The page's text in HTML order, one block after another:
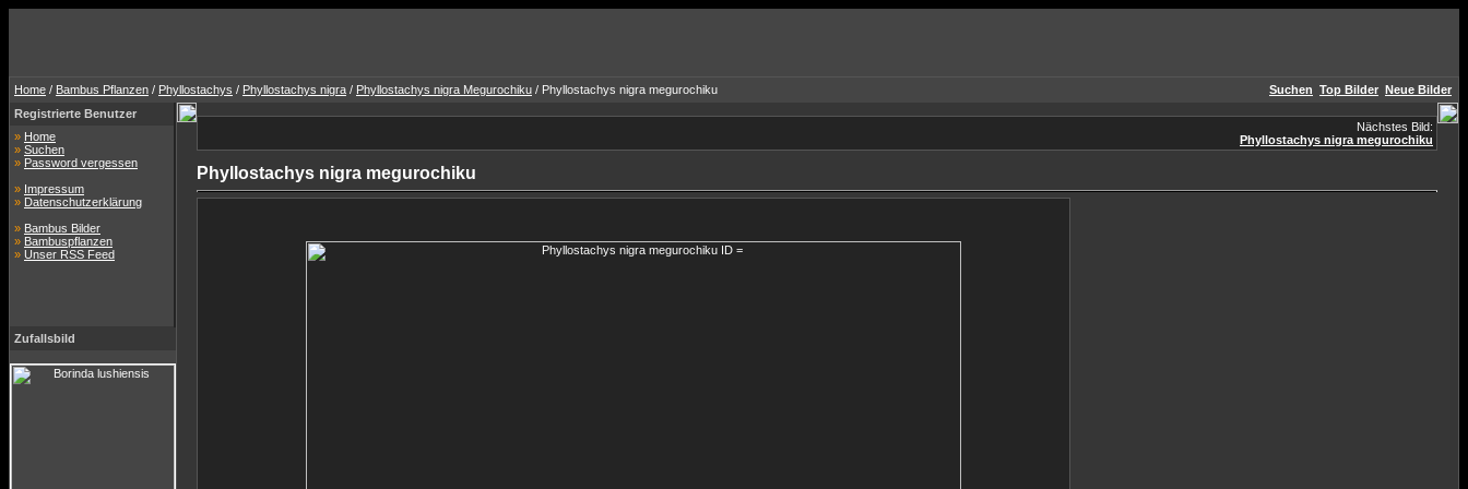
Home / Bambus Pflanzen / Phyllostachys / Phyllostachys nigra / Phyllostachys nigra Megurochiku / Phyllostachys nigra megurochiku Suchen Top Bilder Neue Bilder
Registrierte Benutzer
» Home
» Suchen
» Password vergessen
» Impressum
» Datenschutzerklärung
» Bambus Bilder
» Bambuspflanzen
» Unser RSS Feed
Zufallsbild
Nächstes Bild:
Phyllostachys nigra megurochiku
Phyllostachys nigra megurochiku